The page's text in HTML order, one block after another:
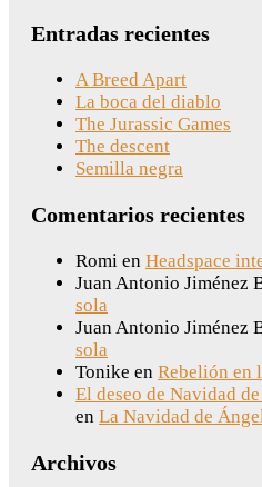
Entradas recientes
A Breed Apart
La boca del diablo
The Jurassic Games
The descent
Semilla negra
Comentarios recientes
Romi en Headspace
Juan Antonio Jiménez
sola
Juan Antonio Jiménez
sola
Tonike en Rebelión en
El deseo de Navidad
en La Navidad de
Archivos